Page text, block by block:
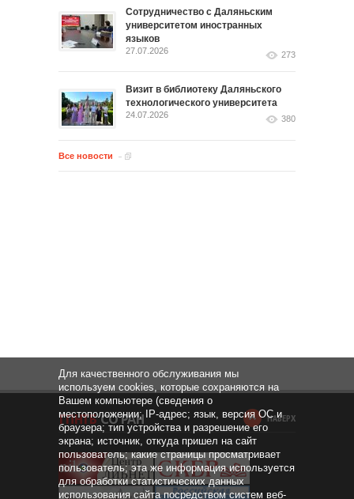
Сотрудничество с Даляньским
университетом иностранных
языков
27.07.2026 273
Визит в библиотеку Даляньского
технологического университета
24.07.2026 380
Все новости
НАВЕРХ
Для качественного обслуживания мы
используем cookies, которые сохраняются на
Вашем компьютере (сведения о
местоположении; IP-адрес; язык, версия ОС и
браузера; тип устройства и разрешение его
экрана; источник, откуда пришел на сайт
пользователь; какие страницы просматривает
пользователь; эта же информация используется
для обработки статистических данных
использования сайта посредством систем веб-